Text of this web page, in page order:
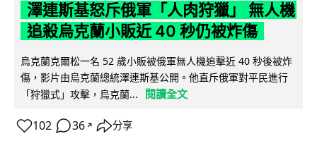
澤連斯基怒斥俄軍「人肉狩獵」 無人機
追殺烏克蘭小販近 40 秒仍被炸傷
烏克蘭克爾松一名 52 歲小販被俄軍無人機追擊近 40 秒後被炸
傷，影片由烏克蘭總統澤連斯基公開。他直斥俄軍對平民進行
「狩獵式」攻擊，烏克蘭...
閱讀全文
102 36 ↗ 分享